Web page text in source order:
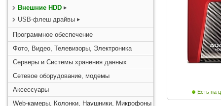
Внешние HDD
USB-флеш драйвы
Программное обеспечение
Фото, Видео, Телевизоры, Электроника
Серверы и Системы хранения данных
Сетевое оборудование, модемы
Аксессуары
Web-камеры, Колонки, Наушники, Микрофоны
Есть на